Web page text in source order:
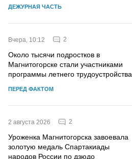
ДЕЖУРНАЯ ЧАСТЬ
Вчера, 10:12 2
Около тысячи подростков в
Магнитогорске стали участниками
программы летнего трудоустройства
ПЕРЕД ФАКТОМ
2 августа 2026 2
Уроженка Магнитогорска завоевала
золотую медаль Спартакиады
народов России по дзюдо